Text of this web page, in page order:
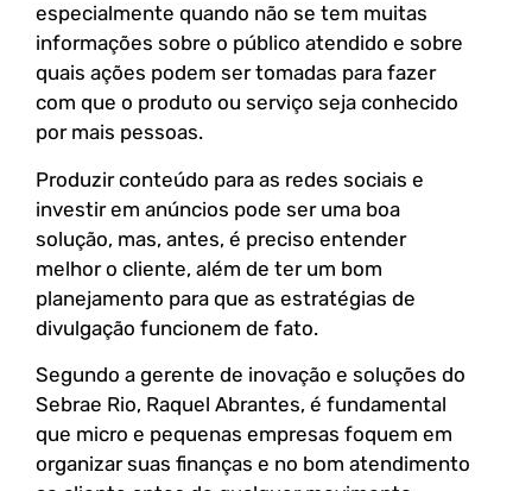
especialmente quando não se tem muitas
informações sobre o público atendido e sobre
quais ações podem ser tomadas para fazer
com que o produto ou serviço seja conhecido
por mais pessoas.
Produzir conteúdo para as redes sociais e
investir em anúncios pode ser uma boa
solução, mas, antes, é preciso entender
melhor o cliente, além de ter um bom
planejamento para que as estratégias de
divulgação funcionem de fato.
Segundo a gerente de inovação e soluções do
Sebrae Rio, Raquel Abrantes, é fundamental
que micro e pequenas empresas foquem em
organizar suas finanças e no bom atendimento